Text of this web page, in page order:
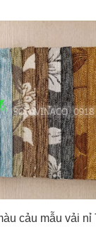
cảu mẫu vải nỉ